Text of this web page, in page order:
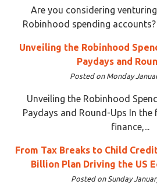
Are you considering
Robinhood spending accounts?
Unveiling the Robinhood
Paydays and
Posted on Monday
Unveiling the Robinhood
Paydays and Round-Ups In
finance,...
From Tax Breaks to Child
Billion Plan Driving the US
Posted on Sunday